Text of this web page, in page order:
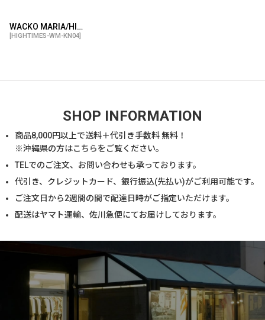
WACKO MARIA/HIGH TIMES / COWICHAN SWEATER（BROWN）［カウチンセーター-24秋冬］
[HIGHTIMES-WM-KN04]
SHOP INFORMATION
商品8,000円以上で送料＋代引き手数料 無料！
※沖縄県の方はこちらをご覧ください。
TELでのご注文、お問い合わせも承っております。
代引き、クレジットカード、銀行振込(先払い)がご利用可能です。
ご注文日から2週間の間で配達日時がご指定いただけます。
配送はヤマト運輸、佐川急便にてお届けしております。